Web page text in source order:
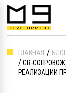
ГЛАВНАЯ
БЛОГ
GR-
РЕАЛИЗАЦИИ